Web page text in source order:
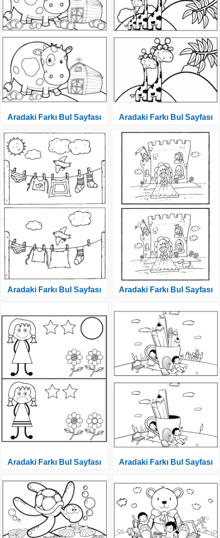
Aradaki Farkı Bul Sayfası
Aradaki Farkı Bul Sayfası
Aradaki Farkı Bul Sayfası
Aradaki Farkı Bul Sayfası
Aradaki Farkı Bul Sayfası
Aradaki Farkı Bul Sayfası